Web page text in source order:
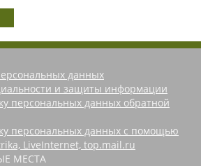
данных
и защиты информации
персональных данных обратной
персональных данных с помощью
LiveInternet, top.mail.ru
МЕСТА